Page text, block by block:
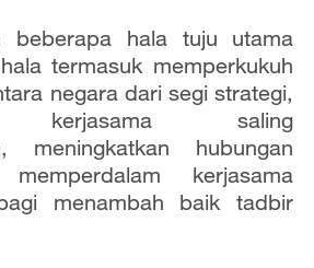
beberapa hala tuju utama
termasuk memperkukuh
negara dari segi strategi,
kerjasama saling
meningkatkan hubungan
kerjasama
menambah baik tadbir